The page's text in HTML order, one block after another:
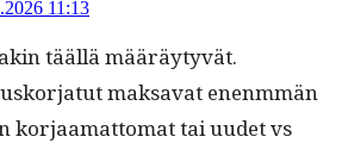
11:13
tääl­lä määräytyvät.
mak­sa­vat enen­m­män
kor­jaa­mat­tomat tai uudet vs